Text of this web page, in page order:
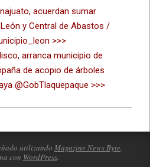
acuerdan sumar
y Central de Abastos /
>>>
arranca municipio de
de acopio de árboles
@GobTlaquepaque >>>
utilizando Magazine News Byte.
con WordPress.